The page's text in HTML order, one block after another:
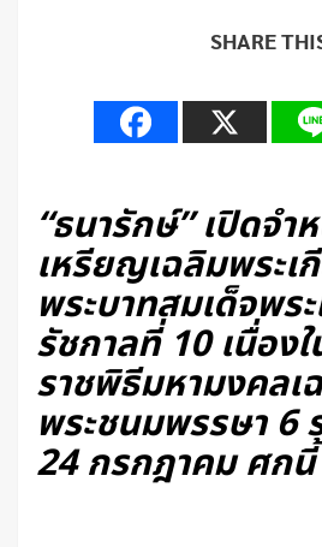
SHARE
“ธนารักษ์” เปิดจำ
เหรียญเฉลิมพระเ
พระบาทสมเด็จพร
รัชกาลที่ 10 เนื่อง
ราชพิธีมหามงคลเ
พระชนมพรรษา 6
24 กรกฎาคม ศกนี้